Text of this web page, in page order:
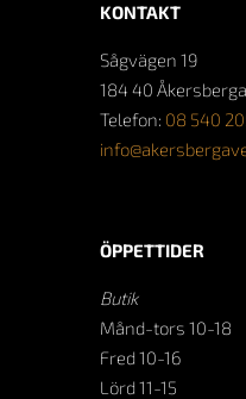
KONTAKT
Sågvägen 19
184 40
Telefon: 08 540
ÖPPETTIDER
Butik
Månd-tors 10-18
Fred 10-16
Lörd 11-15